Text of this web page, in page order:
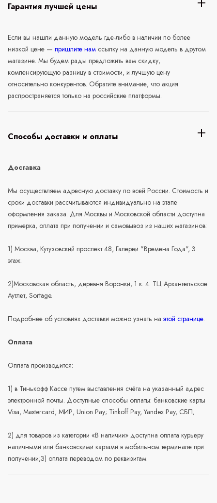
Гарантия лучшей цены
Если вы нашли данную модель где-либо в наличии по более
низкой цене — пришлите нам ссылку на данную модель в другом
магазине. Мы будем рады предложить вам скидку,
компенсирующую разницу в стоимости, и лучшую цену
относительно конкурентов. Обратите внимание, что акция
распространяется только на российские платформы.
Способы доставки и оплаты
Доставка
Мы осуществляем адресную доставку по всей России. Стоимость и
сроки доставки рассчитываются индивидуально на этапе
оформления заказа. Для Москвы и Московской области доступна
примерка, оплата при получении и самовывоз из наших магазинов:
1) Москва, Кутузовский проспект 48, Галереи "Времена Года", 3
этаж.
2)Московская область, деревня Воронки, 1 к. 4. ТЦ Архангельское
Аутлет, Sortage.
Подробнее об условиях доставки можно узнать на этой странице.
Оплата
Оплата производится:
1) в Тинькофф Кассе путем выставления счёта на указанный адрес
электронной почты. Доступные способы оплаты: банковские карты
Visa, Mastercard, МИР, Union Pay; Tinkoff Pay, Yandex Pay, СБП;
2) для товаров из категории «В наличии» доступна оплата курьеру
наличными или банковскими картами в мобильном терминале при
получении;3) оплата переводом по реквизитам.